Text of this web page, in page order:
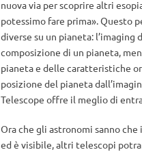
nuova via per scoprire altri
potessimo fare prima».
diverse su un pianeta:
composizione di un pianeta,
pianeta e delle caratteristiche
posizione del pianeta
Telescope offre il meglio di
Ora che gli astronomi sanno che
ed è visibile, altri telescopi